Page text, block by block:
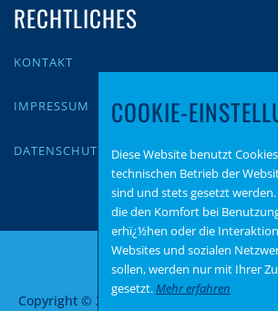
RECHTLICHES
KONTAKT
IMPRESSUM
DATENSCHUTZ
Copyright © 2026 AfD Bad Kreuznach
COOKIE-
Diese Website benutzt
technischen Betrieb der
sind und stets gesetzt
die den Komfort bei
erhï¿½hen oder die
Websites und sozialen
sollen, werden nur mit Ihrer
gesetzt.Mehr erfahren